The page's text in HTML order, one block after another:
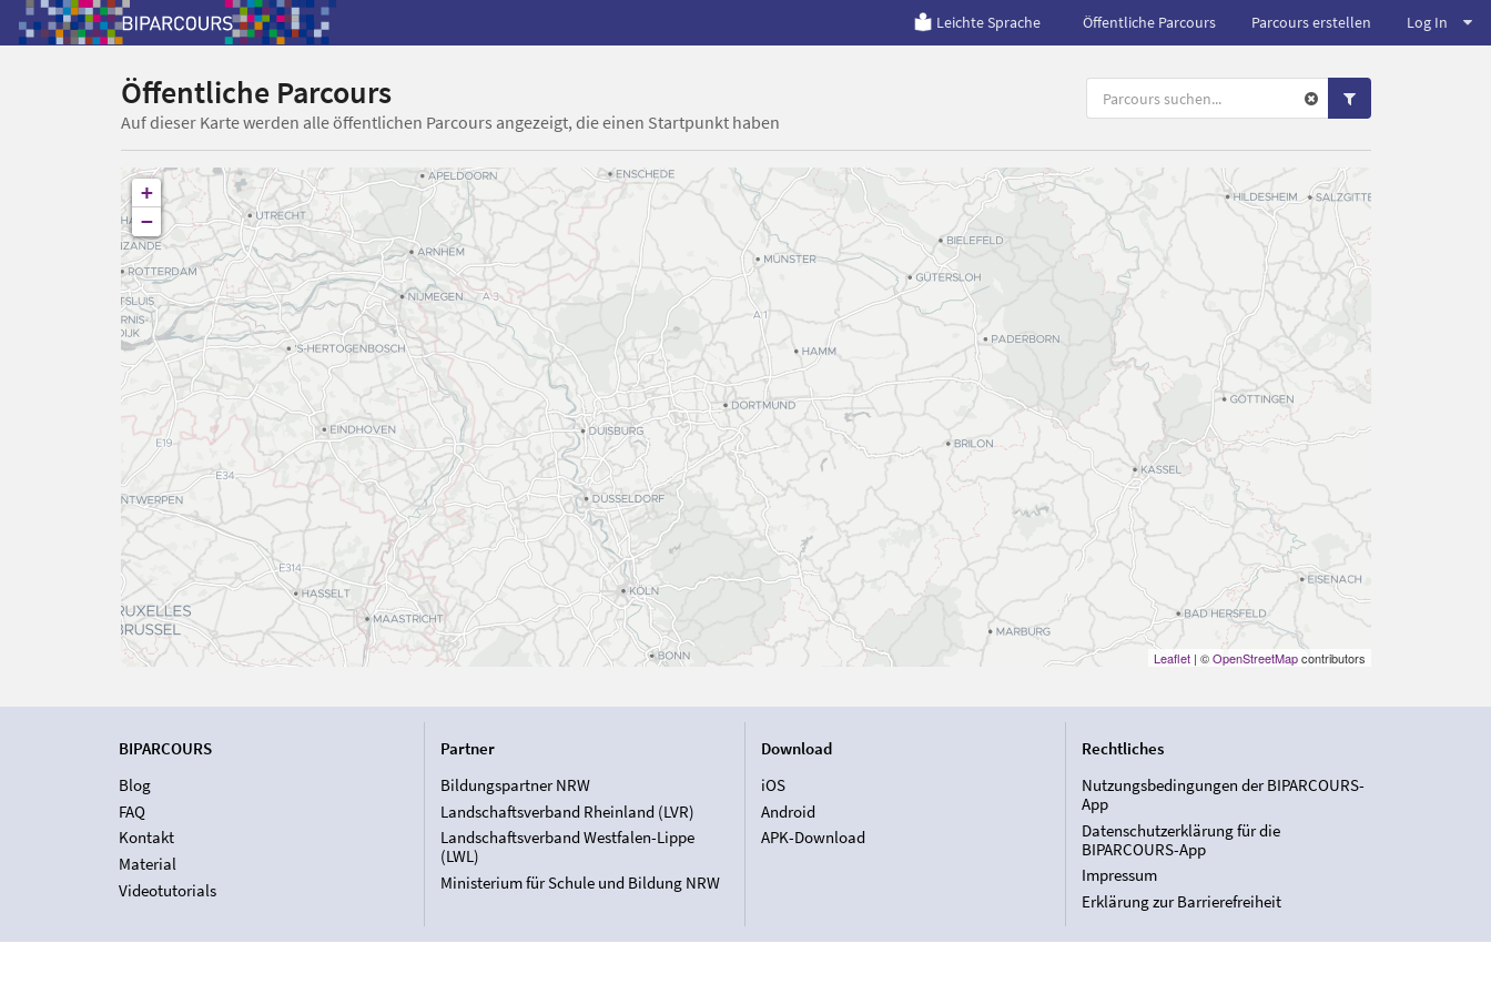
Leichte Sprache Öffentliche Parcours Parcours erstellen Log In
Öffentliche Parcours
Auf dieser Karte werden alle öffentlichen Parcours angezeigt, die einen Startpunkt haben
+
−
Leaflet| ©OpenStreetMapcontributors
BIPARCOURS
Blog
FAQ
Kontakt
Material
Videotutorials
Partner
Bildungspartner NRW
Landschaftsverband Rheinland (LVR)
Landschaftsverband Westfalen-Lippe
(LWL)
Ministerium für Schule und Bildung NRW
Download
iOS
Android
APK-Download
Rechtliches
Nutzungsbedingungen der BIPARCOURS-
App
Datenschutzerklärung für die
BIPARCOURS-App
Impressum
Erklärung zur Barrierefreiheit